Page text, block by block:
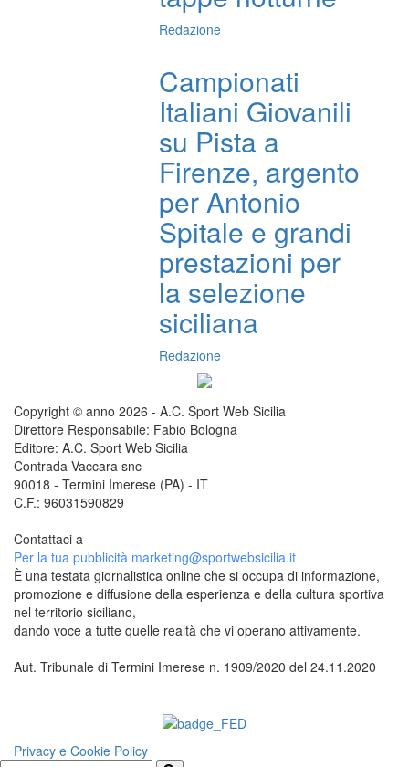
Redazione
Campionati
Italiani Giovanili
su Pista a
Firenze, argento
per Antonio
Spitale e grandi
prestazioni per
la selezione
siciliana
Redazione
Copyright © anno 2026 - A.C. Sport Web Sicilia
Direttore Responsabile: Fabio Bologna
Editore: A.C. Sport Web Sicilia
Contrada Vaccara snc
90018 - Termini Imerese (PA) - IT
C.F.: 96031590829
Contattaci a
Per la tua pubblicità marketing@sportwebsicilia.it
È una testata giornalistica online che si occupa di informazione,
promozione e diffusione della esperienza e della cultura sportiva
nel territorio siciliano,
dando voce a tutte quelle realtà che vi operano attivamente.
Aut. Tribunale di Termini Imerese n. 1909/2020 del 24.11.2020
Privacy e Cookie Policy